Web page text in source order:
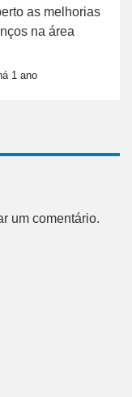
as melhorias
na área
1 ano
um comentário.